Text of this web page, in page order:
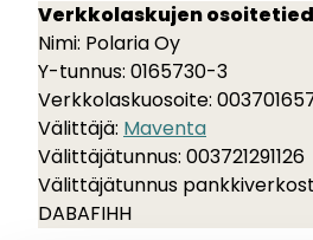
Verkkolaskujen
Nimi: Polaria Oy
Y-tunnus: 0165730-3
Verkkolaskuosoite:
Välittäjä: Maventa
Välittäjätunnus: 003721291126
Välittäjätunnus
DABAFIHH